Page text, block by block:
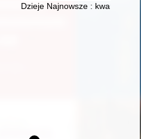
żelazną kurtyną (1945-1989/1991)
Dzieje Najnowsze : kwartalnik